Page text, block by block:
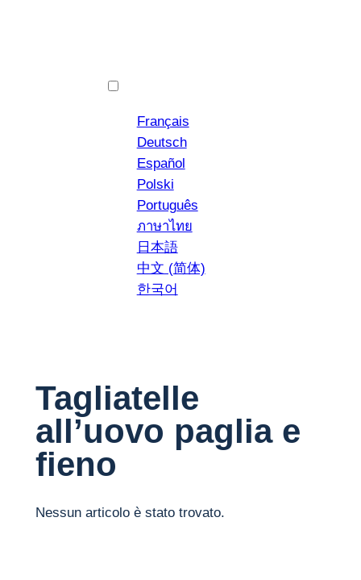
Français
Deutsch
Español
Polski
Português
ภาษาไทย
日本語
中文 (简体)
한국어
Tagliatelle
all’uovo paglia e
fieno
Nessun articolo è stato trovato.